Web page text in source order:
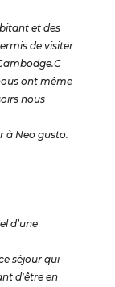
et des
de visiter
ont même
nous
à Neo gusto.
d’une
séjour qui
d'être en